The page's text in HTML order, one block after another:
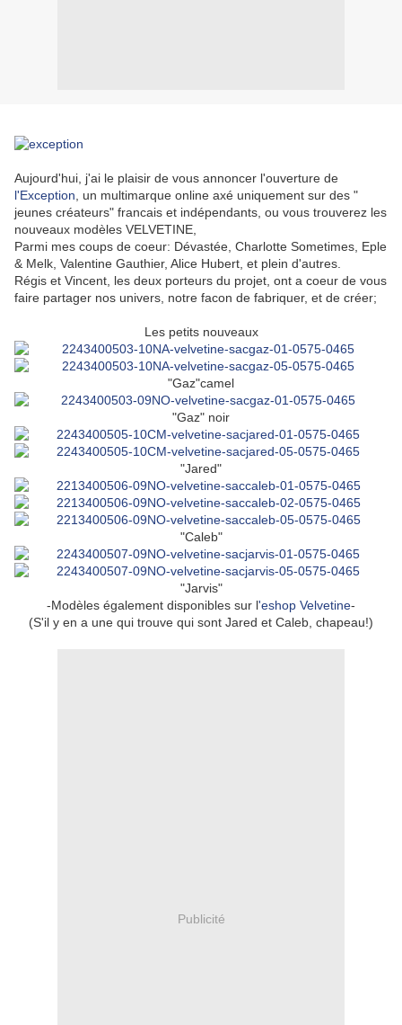
Aujourd'hui, j'ai le plaisir de vous annoncer l'ouverture de
l'Exception , un multimarque online axé uniquement sur des "
jeunes créateurs" francais et indépendants, ou vous trouverez les
nouveaux modèles VELVETINE,
Parmi mes coups de coeur: Dévastée, Charlotte Sometimes, Eple
& Melk, Valentine Gauthier, Alice Hubert, et plein d'autres.
Régis et Vincent, les deux porteurs du projet, ont a coeur de vous
faire partager nos univers, notre facon de fabriquer, et de créer;
Les petits nouveaux
"Gaz"camel
"Gaz" noir
"Jared"
"Caleb"
"Jarvis"
-Modèles également disponibles sur l'eshop Velvetine-
(S'il y en a une qui trouve qui sont Jared et Caleb, chapeau!)
Publicité